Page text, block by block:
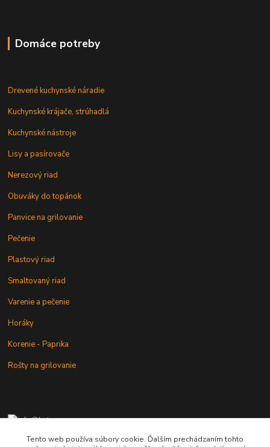
Domáce potreby
Drevené kuchynské náradie
Kuchynské krájače, strúhadlá
Kuchynské nástroje
Lisy a pasírovače
Nerezový riad
Obuváky do topánok
Panvice na grilovanie
Pečenie
Plastový riad
Smaltovaný riad
Varenie a pečenie
Horáky
Korenie - Paprika
Rošty na grilovanie
+421 902 212 007
od 8:00 - do 16:00 hod
Tento web používa súbory cookie. Ďalším prechádzaním tohto